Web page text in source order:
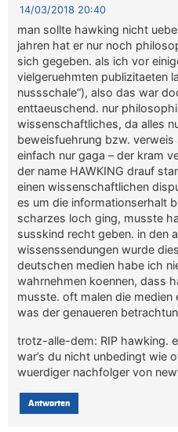
14/03/2018 20:40
man sollte hawking nicht
jahren hat er nur noch
sich gegeben. als ich vor
vielgeruehmten publizitaeten
nussschale“), also das war
enttaeuschend. nur
wissenschaftliches, da alles
beweisfuehrung bzw.
einfach nur gaga – der kram
der name HAWKING drauf
einen wissenschaftlichen
es um die informationserhalt
scharzes loch ging, musste
susskind recht geben. in den
wissenssendungen wurde
deutschen medien habe ich
wahrnehmen koennen, dass
musste. oft malen die
was der genaueren
trotz-alle-dem: RIP hawking.
war’s du nicht unbedingt wie
wuerdiger nachfolger von
Antworten